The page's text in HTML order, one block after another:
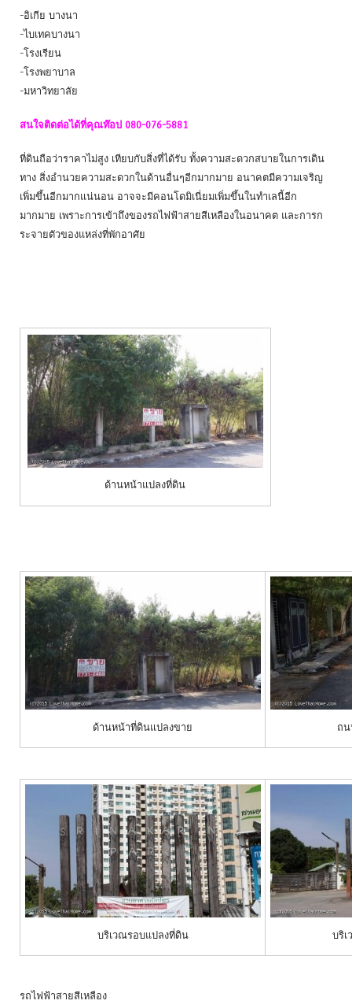
-อิเกีย บางนา
-ไบเทคบางนา
-โรงเรียน
-โรงพยาบาล
-มหาวิทยาลัย
สนใจติดต่อได้ที่คุณท๊อป 080-076-5881
ที่ดินถือว่าราคาไม่สูง เทียบกับสิ่งที่ได้รับ ทั้งความสะดวกสบายในการเดิน
ทาง สิ่งอำนวยความสะดวกในด้านอื่นๆอีกมากมาย อนาคตมีความเจริญ
เพิ่มขึ้นอีกมากแน่นอน อาจจะมีคอนโดมิเนี่ยมเพิ่มขึ้นในทำเลนี้อีก
มากมาย เพราะการเข้าถึงของรถไฟฟ้าสายสีเหลืองในอนาคต และการก
ระจายตัวของแหล่งที่พักอาศัย
ด้านหน้าแปลงที่ดิน
ด้านหน้าที่ดินแปลงขาย ถ
บริเวณรอบแปลงที่ดิน บริเ
รถไฟฟ้าสายสีเหลือง